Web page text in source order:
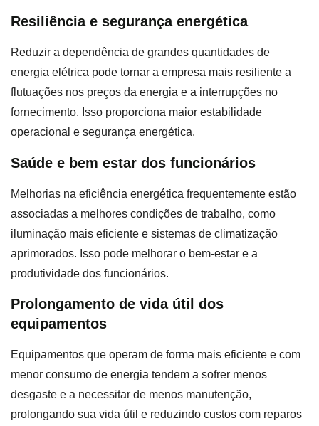
Resiliência e segurança energética
Reduzir a dependência de grandes quantidades de
energia elétrica pode tornar a empresa mais resiliente a
flutuações nos preços da energia e a interrupções no
fornecimento. Isso proporciona maior estabilidade
operacional e segurança energética.
Saúde e bem estar dos funcionários
Melhorias na eficiência energética frequentemente estão
associadas a melhores condições de trabalho, como
iluminação mais eficiente e sistemas de climatização
aprimorados. Isso pode melhorar o bem-estar e a
produtividade dos funcionários.
Prolongamento de vida útil dos
equipamentos
Equipamentos que operam de forma mais eficiente e com
menor consumo de energia tendem a sofrer menos
desgaste e a necessitar de menos manutenção,
prolongando sua vida útil e reduzindo custos com reparos